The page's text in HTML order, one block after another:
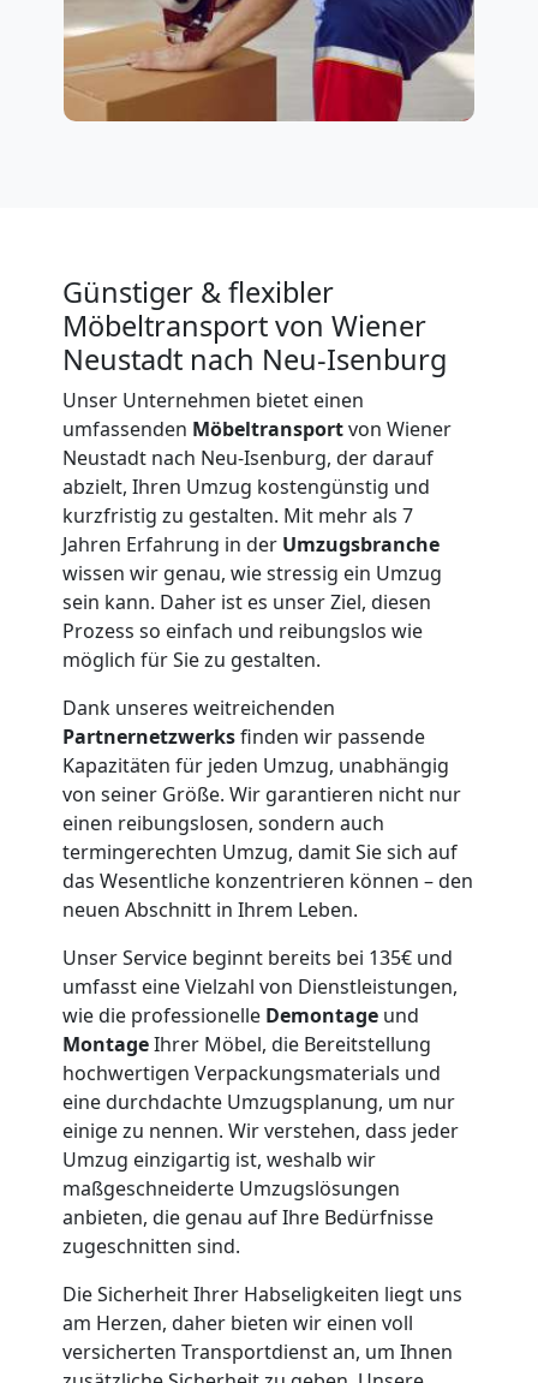
Günstiger & flexibler
Möbeltransport von Wiener
Neustadt nach Neu-Isenburg
Unser Unternehmen bietet einen
umfassenden Möbeltransportvon Wiener
Neustadt nach Neu-Isenburg, der darauf
abzielt, Ihren Umzug kostengünstig und
kurzfristig zu gestalten. Mit mehr als 7
Jahren Erfahrung in der Umzugsbranche
wissen wir genau, wie stressig ein Umzug
sein kann. Daher ist es unser Ziel, diesen
Prozess so einfach und reibungslos wie
möglich für Sie zu gestalten.
Dank unseres weitreichenden
Partnernetzwerksfinden wir passende
Kapazitäten für jeden Umzug, unabhängig
von seiner Größe. Wir garantieren nicht nur
einen reibungslosen, sondern auch
termingerechten Umzug, damit Sie sich auf
das Wesentliche konzentrieren können – den
neuen Abschnitt in Ihrem Leben.
Unser Service beginnt bereits bei 135€ und
umfasst eine Vielzahl von Dienstleistungen,
wie die professionelle Demontage und
MontageIhrer Möbel, die Bereitstellung
hochwertigen Verpackungsmaterials und
eine durchdachte Umzugsplanung, um nur
einige zu nennen. Wir verstehen, dass jeder
Umzug einzigartig ist, weshalb wir
maßgeschneiderte Umzugslösungen
anbieten, die genau auf Ihre Bedürfnisse
zugeschnitten sind.
Die Sicherheit Ihrer Habseligkeiten liegt uns
am Herzen, daher bieten wir einen voll
versicherten Transportdienst an, um Ihnen
Umzugshelfer
Wiener
Neustadt
Möbeltaxi
Wiener
Neustadt
Kleintransport
Wiener